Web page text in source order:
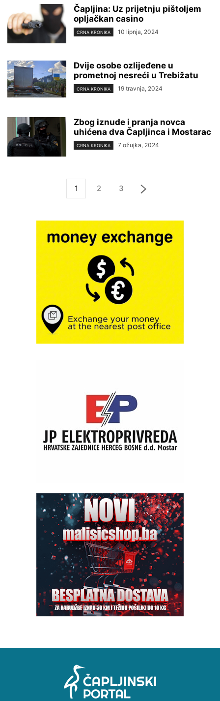
Čapljina: Uz prijetnju pištoljem
opljačkan casino
CRNA KRONIKA 10 lipnja, 2024
Dvije osobe ozlijeđene u
prometnoj nesreći u Trebižatu
CRNA KRONIKA 19 travnja, 2024
Zbog iznude i pranja novca
uhićena dva Čapljinca i Mostarac
CRNA KRONIKA 7 ožujka, 2024
1 2 3